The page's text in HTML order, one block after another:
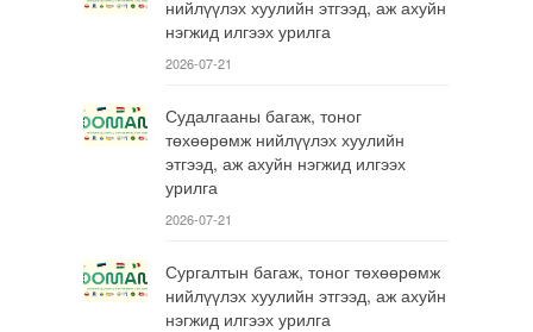
нийлүүлэх хуулийн этгээд, аж ахуйн
нэгжид илгээх урилга
2026-07-21
Судалгааны багаж, тоног
төхөөрөмж нийлүүлэх хуулийн
этгээд, аж ахуйн нэгжид илгээх
урилга
2026-07-21
Сургалтын багаж, тоног төхөөрөмж
нийлүүлэх хуулийн этгээд, аж ахуйн
нэгжид илгээх урилга